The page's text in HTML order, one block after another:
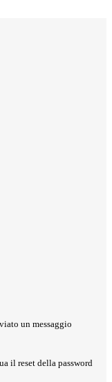
un messaggio
il reset della password